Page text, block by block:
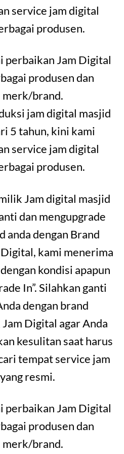
service jam digital
produsen.
perbaikan Jam Digital
produsen dan
merk/brand.
jam digital masjid
5 tahun, kini kami
service jam digital
produsen.
Jam digital masjid
dan mengupgrade
anda dengan Brand
kami menerima
kondisi apapun
In”. Silahkan ganti
dengan brand
Digital agar Anda
kesulitan saat harus
tempat service jam
resmi.
perbaikan Jam Digital
produsen dan
merk/brand.